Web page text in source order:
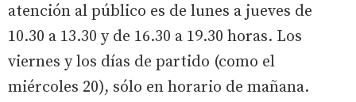
atención al público es de lunes a jueves de
10.30 a 13.30 y de 16.30 a 19.30 horas. Los
viernes y los días de partido (como el
miércoles 20), sólo en horario de mañana.